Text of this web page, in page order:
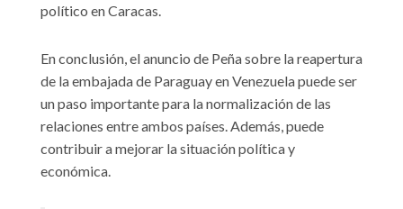
político en Caracas.
En conclusión, el anuncio de Peña sobre la reapertura
de la embajada de Paraguay en Venezuela puede ser
un paso importante para la normalización de las
relaciones entre ambos países. Además, puede
contribuir a mejorar la situación política y
económica.